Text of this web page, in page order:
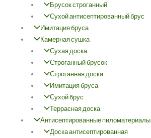
Брусок строганный
Сухой антисептированный брус
Имитация бруса
Камерная сушка
Сухая доска
Строганный брусок
Строганная доска
Имитация бруса
Сухой брус
Террасная доска
Антисептированные пиломатериалы
Доска антисептированная